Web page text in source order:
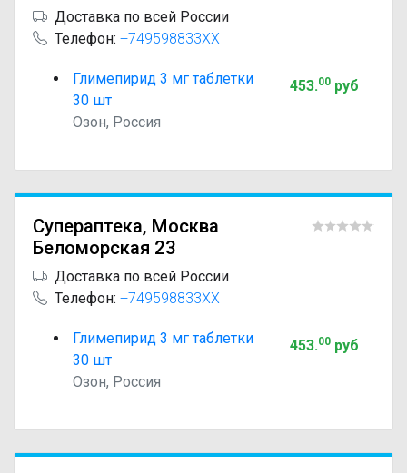
Доставка по всей России
Телефон: +749598833XX
Глимепирид 3 мг таблетки
30 шт
Озон, Россия
453.00руб
Супераптека, Москва
Беломорская 23
Доставка по всей России
Телефон: +749598833XX
Глимепирид 3 мг таблетки
30 шт
Озон, Россия
453.00руб